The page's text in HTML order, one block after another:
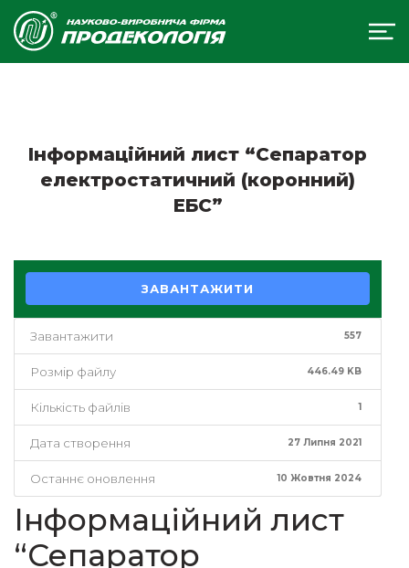
Інформаційний лист “Сепаратор
електростатичний (коронний)
ЕБС”
ЗАВАНТАЖИТИ
Завантажити 557
Розмір файлу 446.49 KB
Кількість файлів 1
Дата створення 27 Липня 2021
Останнє оновлення 10 Жовтня 2024
Інформаційний лист
“Сепаратор